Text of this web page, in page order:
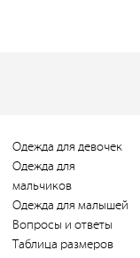
Одежда для девочек
Одежда для
мальчиков
Одежда для малышей
Вопросы и ответы
Таблица размеров